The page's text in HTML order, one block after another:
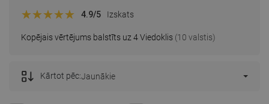
Kopējais vērtējums balstīts uz 4 Viedoklis (10 valstis)
4.9/5 Izskats
Kārtot pēc:Jaunākie